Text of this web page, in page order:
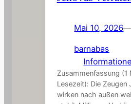
Mai 10, 2026
barnabas
Zusammenfassung (1
Lesezeit): Die Zeugen
wirken nach außen